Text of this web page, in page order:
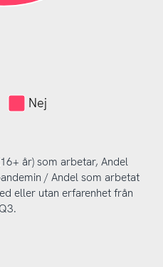
Nej
år) som arbetar, Andel
/ Andel som arbetat
eller utan erfarenhet från